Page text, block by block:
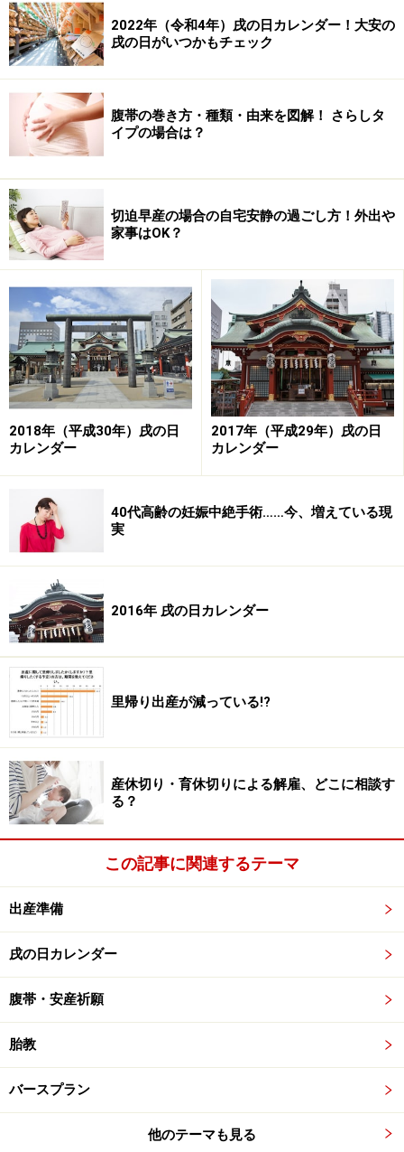
腹帯の種類その3：下腹部支え一体タイプ
腹帯の種類その4：補助腹帯タイプ
腹帯の種類その5：マタニティガードルタイプ
腹帯をする必要性って？
腹帯をつけたくないときはどうする？
腹巻の由来は神宮(神功)皇后がルーツとい
う説も
神話の類に入るほとんど伝説なのですが、腹帯について
調べてみると、神宮（神功）皇后という人の名前がよく
出てきます。このお后について少し調べてみました。
1800年くらい前に、神宮（神功）皇后（息長帯日売命 オ
キナガタラヒメノミコト）という、14代天皇のお后がい
まして、『古事記』には、三韓（今の朝鮮辺り）を討伐
っていたので、石を帯の中に巻きつけたということが書
かれています。その後、戦争に行っていたのにも関わら
ず、帰ってきて安産をしたため、安産の神様になったよ
うです。
そして、神宮皇后の安産のイメージが、そのまま腹帯＝
安産のイメージに変わっていったのではないかと見られ
ています。「息長帯日売命」という名前が、長帯という
辺り、腹帯をイメージさせるのですが、関係ないのでし
ょうか？
ちなみに、応神天皇を取り上げた女官がこの帯をもらっ
て、婚儀の時に頭に巻きつけたそうで、それが「角隠
腹帯が一般的になったのは平安時代
それまで、貴族社会で宗教的儀式としてされていた腹帯
ですが、平安時代には一般的になってきたようです。こ
の頃は、子どもが多く生まれてしまうのを防ぎ、子ども
を減らしていた頃。腹帯は、「この子は育てるぞ！」と
いった社会に披露する意味もあったそうで、夫のふんど
2022年（令和4年）戌の日カレンダー！大安の
戌の日がいつかもチェック
腹帯の巻き方・種類・由来を図解！ さらしタ
イプの場合は？
切迫早産の場合の自宅安静の過ごし方！外出や
家事はOK？
2018年（平成30年）戌の日
カレンダー
2017年（平成29年）戌の日
カレンダー
40代高齢の妊娠中絶手術……今、増えている現
実
2016年 戌の日カレンダー
里帰り出産が減っている!?
産休切り・育休切りによる解雇、どこに相談す
る？
この記事に関連するテーマ
出産準備
戌の日カレンダー
腹帯・安産祈願
胎教
バースプラン
他のテーマも見る